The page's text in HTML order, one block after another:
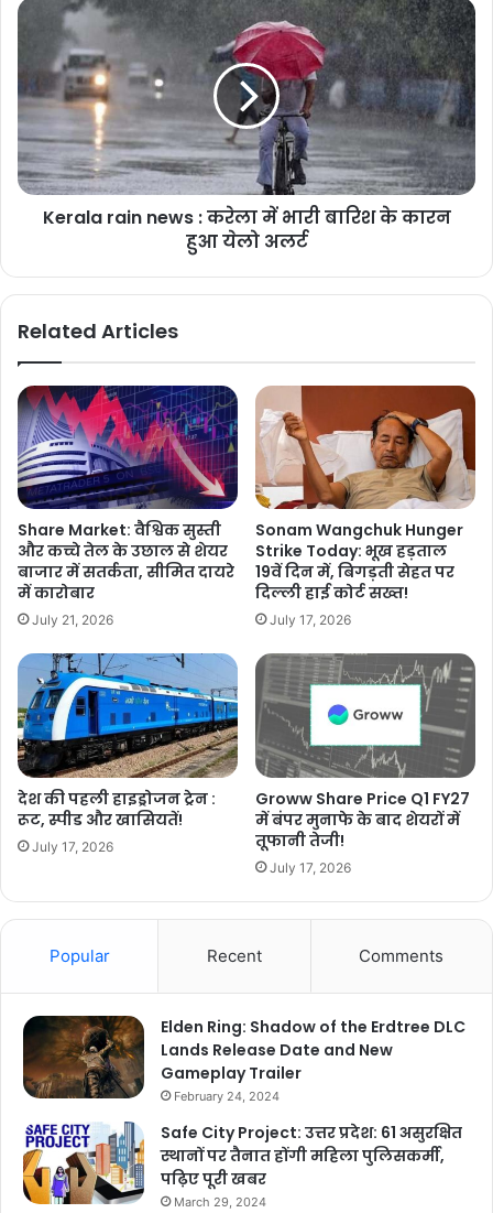
Kerala rain news : करेला में भारी बारिश के कारन
हुआ येलो अलर्ट
Related Articles
Share Market: वैश्विक सुस्ती
और कच्चे तेल के उछाल से शेयर
बाजार में सतर्कता, सीमित दायरे
में कारोबार
July 21, 2026
Sonam Wangchuk Hunger
Strike Today: भूख हड़ताल
19वें दिन में, बिगड़ती सेहत पर
दिल्ली हाई कोर्ट सख्त!
July 17, 2026
देश की पहली हाइड्रोजन ट्रेन :
रूट, स्पीड और खासियतें!
July 17, 2026
Groww Share Price Q1 FY27
में बंपर मुनाफे के बाद शेयरों में
तूफानी तेजी!
July 17, 2026
Popular Recent Comments
Elden Ring: Shadow of the Erdtree DLC
Lands Release Date and New
Gameplay Trailer
February 24, 2024
Safe City Project: उत्तर प्रदेश: 61 असुरक्षित
स्थानों पर तैनात होंगी महिला पुलिसकर्मी,
पढ़िए पूरी खबर
March 29, 2024